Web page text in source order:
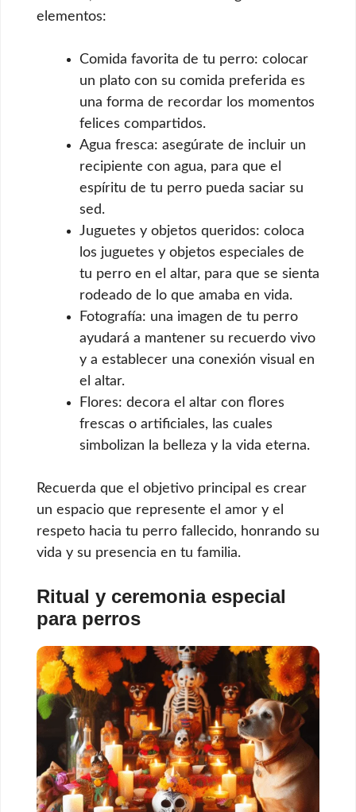
elementos:
Comida favorita de tu perro: colocar
un plato con su comida preferida es
una forma de recordar los momentos
felices compartidos.
Agua fresca: asegúrate de incluir un
recipiente con agua, para que el
espíritu de tu perro pueda saciar su
sed.
Juguetes y objetos queridos: coloca
los juguetes y objetos especiales de
tu perro en el altar, para que se sienta
rodeado de lo que amaba en vida.
Fotografía: una imagen de tu perro
ayudará a mantener su recuerdo vivo
y a establecer una conexión visual en
el altar.
Flores: decora el altar con flores
frescas o artificiales, las cuales
simbolizan la belleza y la vida eterna.
Recuerda que el objetivo principal es crear
un espacio que represente el amor y el
respeto hacia tu perro fallecido, honrando su
vida y su presencia en tu familia.
Ritual y ceremonia especial
para perros